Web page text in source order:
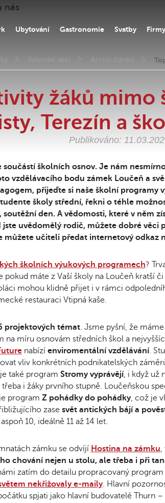
Ubytování Gastronomie Svatby Firmy
Kalendář akcí Archiv článků
žáků mimo
Terezín a
Publikováno:
součástí školních osnov. Je nám
vzdělávacího bodu zámek Loučeň a
přijeďte si naše školní programy
školy střední, řekni o téhle
den. A vědomosti, které v něm
uvědomělý rodič, můžete dobré věci
můžete učiteli předat internetový odkaz
školních výukových programech?
pokud máte z Vaší školy na Loučeň kratší
mohou klidně přijet i v rámci
restauraci Vtipná kaše.
projektových témat. Jsme pyšní, že
na míru osnovám středních škol a
nabízí enviromentální vzdělávání.
vliv konkrétních podnikatelských
také program Stromy vyprávějí, i když už
třeba i žáky prvního stupně. Loučeňskou
program Z pohádky do pohádky, což je
zase svět antických bájí a
10, ideálně 11 až 14 let.
zámku se odvíjí Hostina na zámku,
chování nejen u stolu, ale třeba i při
zatím do detailu propracovaný
nekřižovaly e-maily. Hlavní
spjati jako hlavní budovatelé Thurn